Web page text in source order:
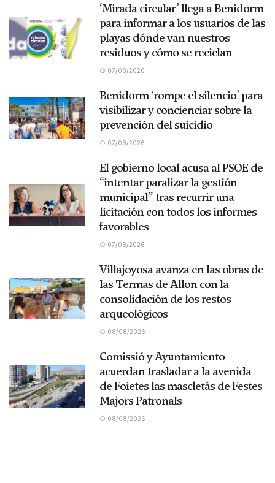
‘Mirada circular’ llega a Benidorm
para informar a los usuarios de las
playas dónde van nuestros
residuos y cómo se reciclan
07/08/2026
Benidorm ‘rompe el silencio’ para
visibilizar y concienciar sobre la
prevención del suicidio
07/08/2026
El gobierno local acusa al PSOE de
“intentar paralizar la gestión
municipal” tras recurrir una
licitación con todos los informes
favorables
07/08/2026
Villajoyosa avanza en las obras de
las Termas de Allon con la
consolidación de los restos
arqueológicos
08/08/2026
Comissió y Ayuntamiento
acuerdan trasladar a la avenida
de Foietes las mascletás de Festes
Majors Patronals
08/08/2026